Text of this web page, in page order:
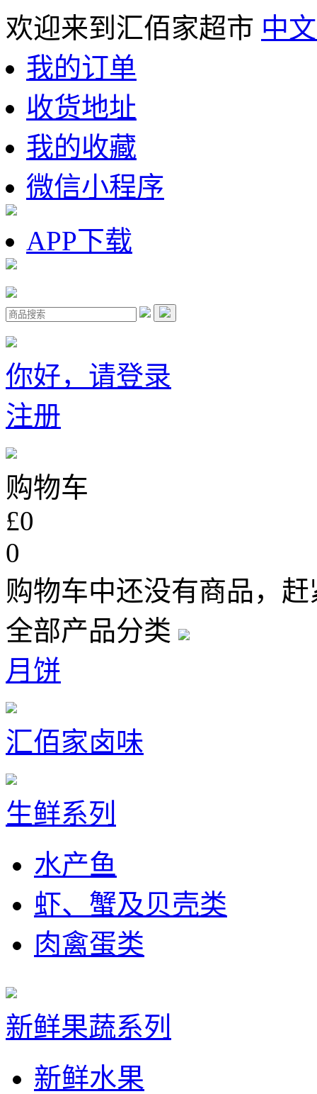
欢迎来到汇佰家超市 中
我的订单
收货地址
我的收藏
微信小程序
APP下载
你好，请登录
注册
购物车
£0
0
购物车中还没有商品，
全部产品分类
月饼
汇佰家卤味
生鲜系列
水产鱼
虾、蟹及贝壳类
肉禽蛋类
新鲜果蔬系列
新鲜水果